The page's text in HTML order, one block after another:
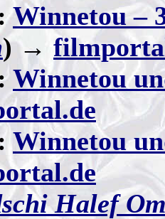
Winnetou –
) →
Winnetou
Winnetou
Halef